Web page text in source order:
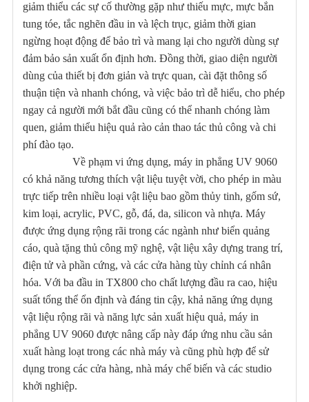
giảm thiểu các sự cố thường gặp như thiếu mực, mực bắn
tung tóe, tắc nghẽn đầu in và lệch trục, giảm thời gian
ngừng hoạt động để bảo trì và mang lại cho người dùng sự
đảm bảo sản xuất ổn định hơn. Đồng thời, giao diện người
dùng của thiết bị đơn giản và trực quan, cài đặt thông số
thuận tiện và nhanh chóng, và việc bảo trì dễ hiểu, cho phép
ngay cả người mới bắt đầu cũng có thể nhanh chóng làm
quen, giảm thiểu hiệu quả rào cản thao tác thủ công và chi
phí đào tạo.
Về phạm vi ứng dụng, máy in phẳng UV 9060
có khả năng tương thích vật liệu tuyệt vời, cho phép in màu
trực tiếp trên nhiều loại vật liệu bao gồm thủy tinh, gốm sứ,
kim loại, acrylic, PVC, gỗ, đá, da, silicon và nhựa. Máy
được ứng dụng rộng rãi trong các ngành như biển quảng
cáo, quà tặng thủ công mỹ nghệ, vật liệu xây dựng trang trí,
điện tử và phần cứng, và các cửa hàng tùy chỉnh cá nhân
hóa. Với ba đầu in TX800 cho chất lượng đầu ra cao, hiệu
suất tổng thể ổn định và đáng tin cậy, khả năng ứng dụng
vật liệu rộng rãi và năng lực sản xuất hiệu quả, máy in
phẳng UV 9060 được nâng cấp này đáp ứng nhu cầu sản
xuất hàng loạt trong các nhà máy và cũng phù hợp để sử
dụng trong các cửa hàng, nhà máy chế biến và các studio
khởi nghiệp.